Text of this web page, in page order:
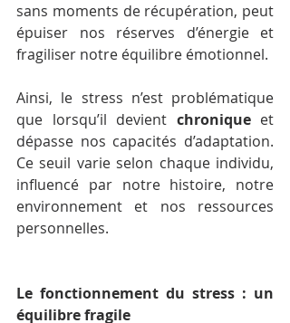
sans moments de récupération, peut
épuiser nos réserves d’énergie et
fragiliser notre équilibre émotionnel.
Ainsi, le stress n’est problématique
que lorsqu’il devient chronique et
dépasse nos capacités d’adaptation.
Ce seuil varie selon chaque individu,
influencé par notre histoire, notre
environnement et nos ressources
personnelles.
Le fonctionnement du stress : un
équilibre fragile